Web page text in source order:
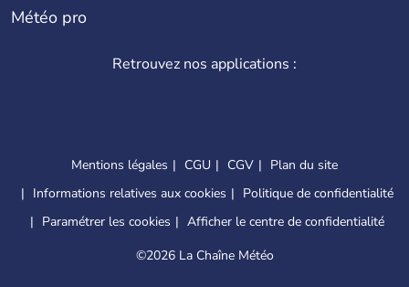
Météo pro
Retrouvez nos applications :
Mentions légales CGU CGV
Plan du site
Informations relatives aux cookies
Politique de confidentialité
Paramétrer les cookies
Afficher le centre de confidentialité
©2026 La Chaîne Météo